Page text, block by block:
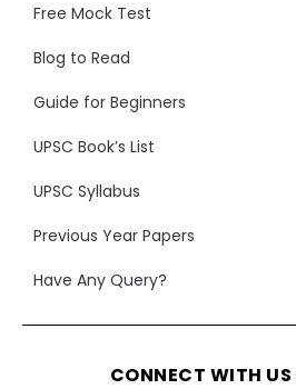
Free Mock Test
Blog to Read
Guide for Beginners
UPSC Book’s List
UPSC Syllabus
Previous Year Papers
Have Any Query?
CONNECT WITH